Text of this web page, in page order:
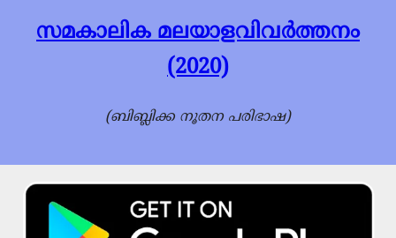
സമകാലിക മലയാളവിവർത്തനം
(2020)
(ബിബ്ലിക്ക നൂതന പരിഭാഷ)